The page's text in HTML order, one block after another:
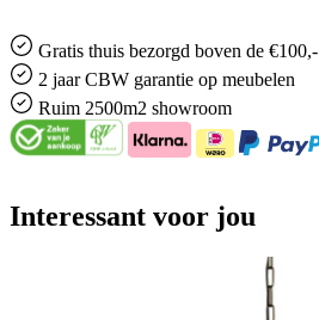
Gratis thuis bezorgd boven de €100,-
2 jaar CBW garantie op meubelen
Ruim 2500m2 showroom
Interessant voor jou